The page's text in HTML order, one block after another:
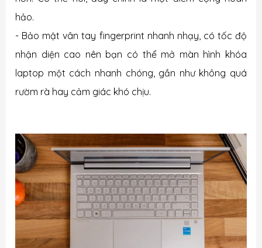
hảo.
- Bảo mật vân tay fingerprint nhanh nhạy, có tốc độ
nhận diện cao nên bạn có thể mở màn hình khóa
laptop một cách nhanh chóng, gần như không quá
rườm rà hay cảm giác khó chịu.